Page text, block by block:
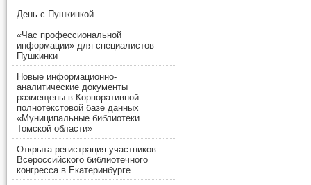
День с Пушкинкой
«Час профессиональной
информации» для специалистов
Пушкинки
Новые информационно-
аналитические документы
размещены в Корпоративной
полнотекстовой базе данных
«Муниципальные библиотеки
Томской области»
Открыта регистрация участников
Всероссийского библиотечного
конгресса в Екатеринбурге